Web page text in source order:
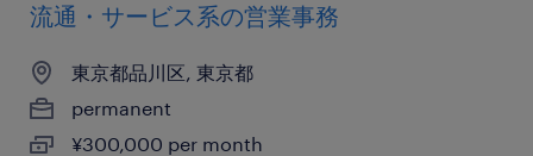
流通・サービス系の営業事務
東京都品川区, 東京都
permanent
¥300,000 per month